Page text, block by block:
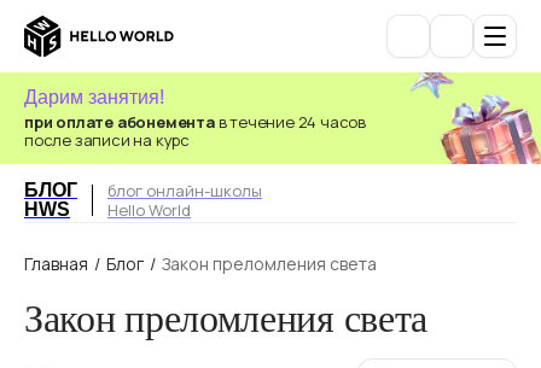
при оплате абонементав течение 24 часов
после записи на курс
Дарим занятия!
БЛОГ
HWS
блог онлайн-школы
Hello World
Главная / Блог / Закон преломления света
Закон преломления света